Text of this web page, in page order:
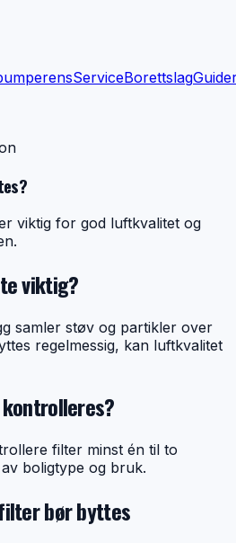
ServiceBorettslag
viktig for god luftkvalitet og
viktig?
samler støv og partikler over
regelmessig, kan luftkvalitet
filter minst én til to
boligtype og bruk.
bør byttes